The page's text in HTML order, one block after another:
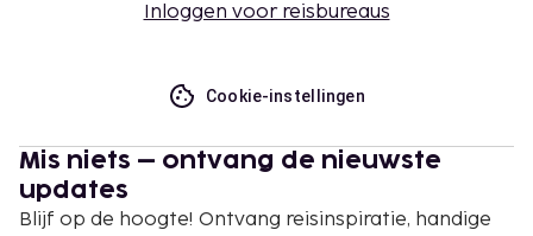
Inloggen voor reisbureaus
Cookie-instellingen
Mis niets – ontvang de nieuwste
updates
Blijf op de hoogte! Ontvang reisinspiratie, handige